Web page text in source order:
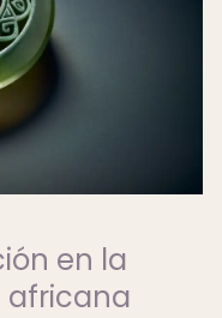
en la
africana